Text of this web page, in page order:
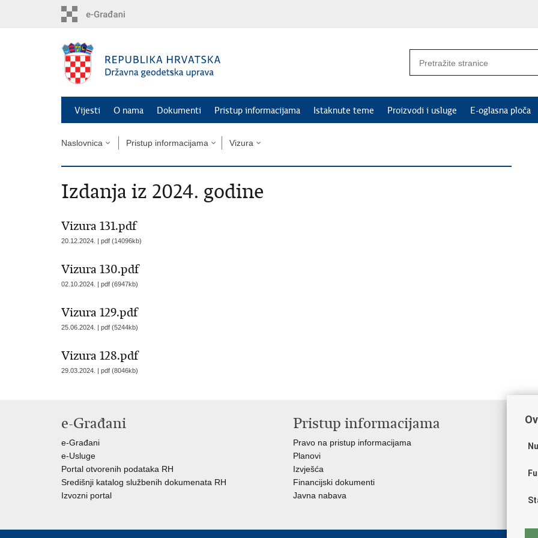
Vijesti O nama Dokumenti Pristup informacijama Istaknute teme Proizvodi i usluge E-oglasna ploča
Naslovnica Pristup informacijama Vizura
Izdanja iz 2024. godine
Vizura 131.pdf
20.12.2024. | pdf (14096kb)
Vizura 130.pdf
02.10.2024. | pdf (6947kb)
Vizura 129.pdf
25.06.2024. | pdf (5244kb)
Vizura 128.pdf
29.03.2024. | pdf (8046kb)
e-Građani
e-Građani
e-Usluge
Portal otvorenih podataka RH
Središnji katalog službenih dokumenata RH
Izvozni portal
Pristup informacijama
Pravo na pristup informacijama
Planovi
Izvješća
Financijski dokumenti
Javna nabava